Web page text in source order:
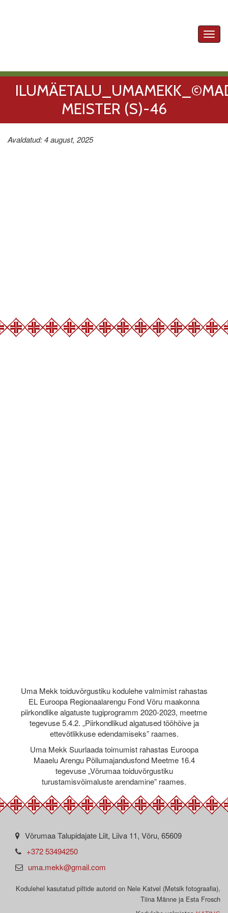
MEISTER (S)-46
Avaldatud: 4 august, 2025
Uma Mekk toiduvõrgustiku kodulehe valmimist rahastas
EL Euroopa Regionaalarengu Fond Võru maakonna
piirkondlike algatuste tugiprogramm 2020-2023, meetme
tegevuse 5.4.2. „Piirkondlikud algatused tööhõive ja
ettevõtlikkuse edendamiseks” raames.
Uma Mekk Suurlaada toimumist rahastas Euroopa
Maaelu Arengu Põllumajandusfond Meetme 16.4
tegevuse „Võrumaa toiduvõrgustiku
turustamisvõimaluste arendamine” raames.
Võrumaa Talupidajate Liit, Liiva 11, Võru, 65609
+372 53494250
uma.mekk@gmail.com
Kodulehel kasutatud piltide autorid on Nele Katvel (Metsik fotograafia),
Tiina Männe ja Esta Frosch